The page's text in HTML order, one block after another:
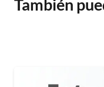
cantidad
También